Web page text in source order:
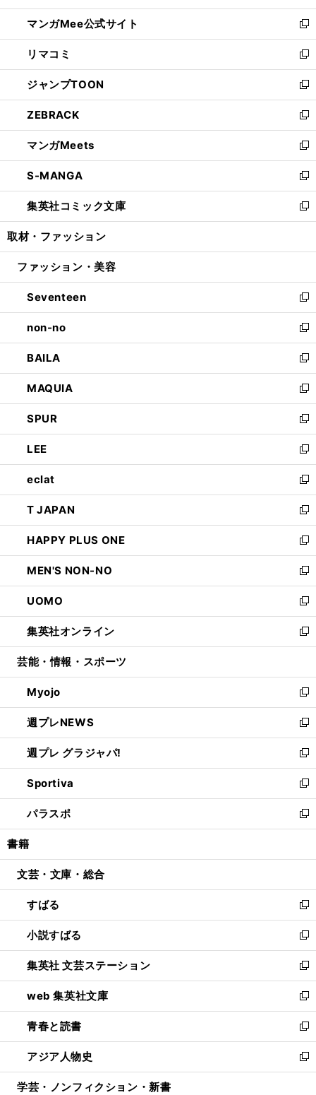
開
く
ン
ド
ウ
で
開
く
ウ
ィ
ン
ド
ウ
で
開
く
し
い
ウ
ィ
ン
ド
ウ
で
開
く
マンガMee公式サイト
新
し
い
ウ
ィ
ン
ド
ウ
で
開
く
リマコミ
新
し
い
ウ
ィ
ン
ド
ウ
で
開
く
ジャンプTOON
新
し
い
ウ
ィ
ン
ド
ウ
で
開
ZEBRACK
新
し
い
ウ
ィ
ン
ド
ウ
開
マンガMeets
新
し
い
ウ
ィ
ン
ウ
開
く
S-MANGA
新
し
い
ウ
ン
ウ
で
開
く
集英社コミック文庫
新
し
ウ
ン
ド
ウ
で
開
く
取材・ファッション
ファッション・美容
Seventeen
新
し
い
ウ
ィ
ン
ド
ウ
で
開
く
non-no
新
し
い
ウ
ィ
ン
ド
ウ
で
開
く
BAILA
新
し
い
ウ
ィ
ン
ド
ウ
で
開
く
MAQUIA
新
し
い
ウ
ィ
ン
ド
ウ
で
開
く
SPUR
新
し
い
ウ
ィ
ン
ド
ウ
で
開
く
LEE
新
し
い
ウ
ィ
ン
ド
ウ
で
開
く
eclat
新
し
い
ウ
ィ
ン
ド
ウ
で
開
く
T JAPAN
新
し
い
ウ
ィ
ン
ド
ウ
で
開
HAPPY PLUS ONE
新
し
い
ウ
ィ
ン
ド
ウ
開
く
MEN'S NON-NO
新
し
い
ウ
ィ
ン
ウ
で
開
く
UOMO
新
し
い
ウ
ン
ド
ウ
で
開
く
集英社オンライン
新
し
ウ
ィ
ン
ド
ウ
で
開
く
芸能・情報・スポーツ
Myojo
新
し
い
ウ
ィ
ン
ド
ウ
で
開
週プレNEWS
新
し
い
ウ
ィ
ン
ド
ウ
開
週プレ グラジャパ!
新
し
い
ウ
ィ
ン
ウ
開
く
Sportiva
新
し
い
ウ
ン
ウ
で
開
く
パラスポ
新
し
ウ
ン
ド
ウ
で
開
く
書籍
文芸・文庫・総合
すばる
新
し
い
ウ
ィ
ン
ド
ウ
で
開
く
小説すばる
新
し
い
ウ
ィ
ン
ド
ウ
で
開
集英社 文芸ステーション
新
し
い
ウ
ィ
ン
ド
ウ
web 集英社文庫
新
し
い
ウ
ィ
ン
青春と読書
新
し
い
ウ
アジア人物史
新
し
学芸・ノンフィクション・新書